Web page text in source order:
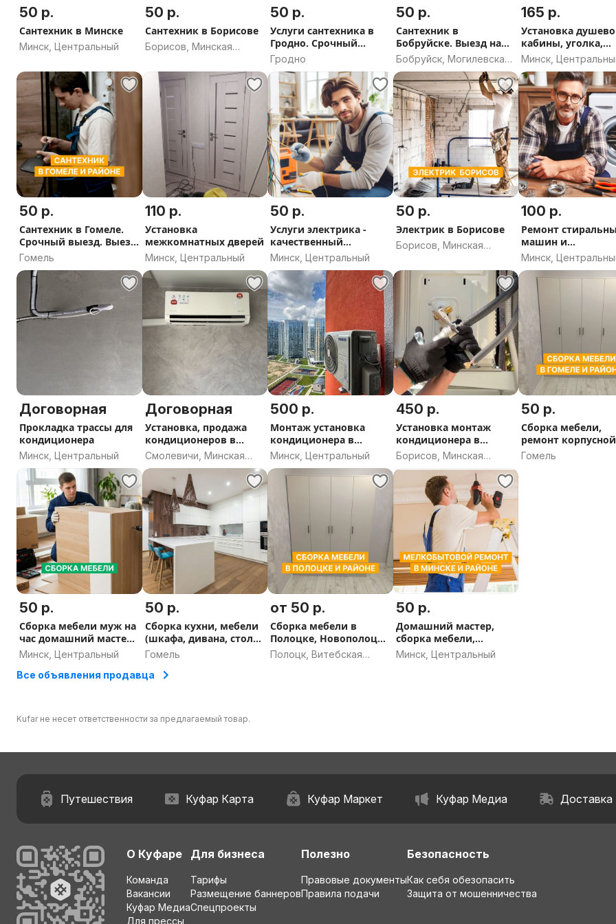
50 р.
Cантехник в Минске
Минск, Центральный
50 р.
Сантехник в Борисове
Борисов, Минская
50 р.
Услуги сантехника в
Гродно. Срочный
выезд. Выезд на район.
Сантехник. Выезд в
день обращения
Гродно
50 р.
Сантехник в
Бобруйске. Выезд на
район - срочный выезд
Бобруйск, Могилевская
область
165 р.
Установка
кабины, уголка,
ограждения
Минск,
50 р.
Сантехник в Гомеле.
Срочный выезд. Выезд
на район. Услуги
день обращения.
Гомель
110 р.
Установка
межкомнатных дверей
Минск, Центральный
50 р.
Услуги электрика -
качественный
электромонтаж
Минск, Центральный
50 р.
Электрик в Борисове
Борисов, Минская
100 р.
Ремонт
машин и
посудомоечных
машин
Минск,
Договорная
Прокладка трассы для
кондиционера
Минск, Центральный
Договорная
Установка, продажа
кондиционеров в
Смолевичах
Смолевичи, Минская
область
500 р.
Монтаж установка
кондиционера в
Минске
Минск, Центральный
450 р.
Установка монтаж
кондиционера в
Борисове
Борисов, Минская
область
50 р.
Сборка мебели,
ремонт корпусной
мебели в Гомеле
Гомель
50 р.
Сборка мебели муж на
час домашний мастер
сборщик мебели
сборка кухни
Минск, Центральный
50 р.
Сборка кухни, мебели
(шкафа, дивана, стола
и т.д.)
Гомель
от 50 р.
Сборка мебели в
Полоцке, Новополоцке
- выезд в день
обращения
Полоцк, Витебская
50 р.
Домашний мастер,
сборка мебели,
мелкобытовой ремонт
в Минске
Минск, Центральный
Все объявления продавца
Kufar не несет ответственности за предлагаемый товар.
Путешествия Куфар Карта Куфар Маркет Куфар Медиа Доставка
О Куфаре
Команда
Вакансии
Куфар Медиа
Для прессы
Для бизнеса
Тарифы
Размещение баннеров
Спецпроекты
Полезно
Правовые документы
Правила подачи
Безопасность
Как себя обезопасить
Защита от мошенничества